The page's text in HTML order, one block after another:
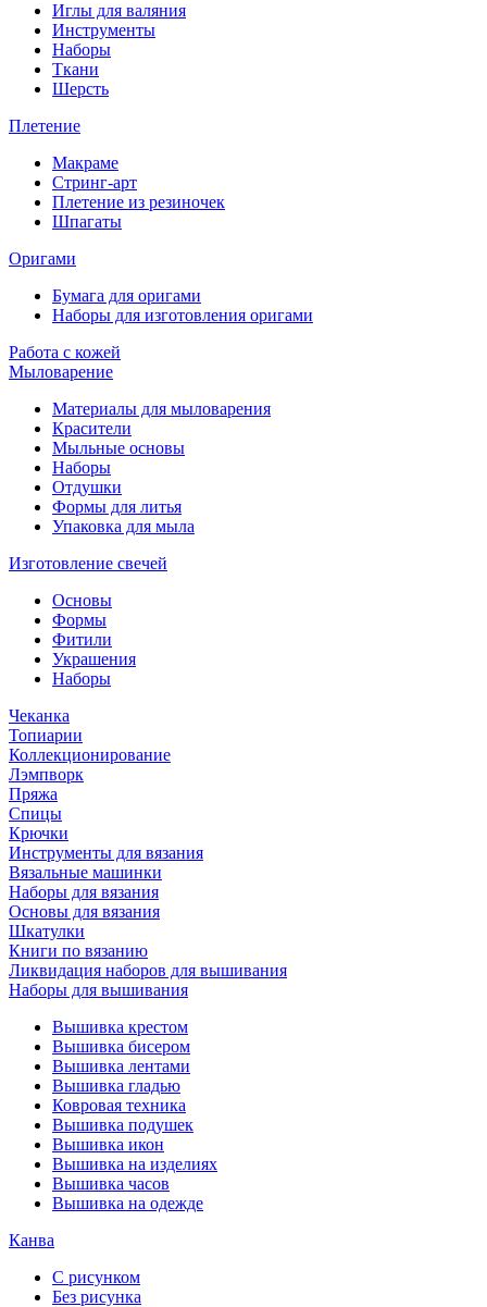
Иглы для валяния
Инструменты
Наборы
Ткани
Шерсть
Плетение
Макраме
Стринг-арт
Плетение из резиночек
Шпагаты
Оригами
Бумага для оригами
Наборы для изготовления оригами
Работа с кожей
Мыловарение
Материалы для мыловарения
Красители
Мыльные основы
Наборы
Отдушки
Формы для литья
Упаковка для мыла
Изготовление свечей
Основы
Формы
Фитили
Украшения
Наборы
Чеканка
Топиарии
Коллекционирование
Лэмпворк
Пряжа
Спицы
Крючки
Инструменты для вязания
Вязальные машинки
Наборы для вязания
Основы для вязания
Шкатулки
Книги по вязанию
Ликвидация наборов для вышивания
Наборы для вышивания
Вышивка крестом
Вышивка бисером
Вышивка лентами
Вышивка гладью
Ковровая техника
Вышивка подушек
Вышивка икон
Вышивка на изделиях
Вышивка часов
Вышивка на одежде
Канва
С рисунком
Без рисунка